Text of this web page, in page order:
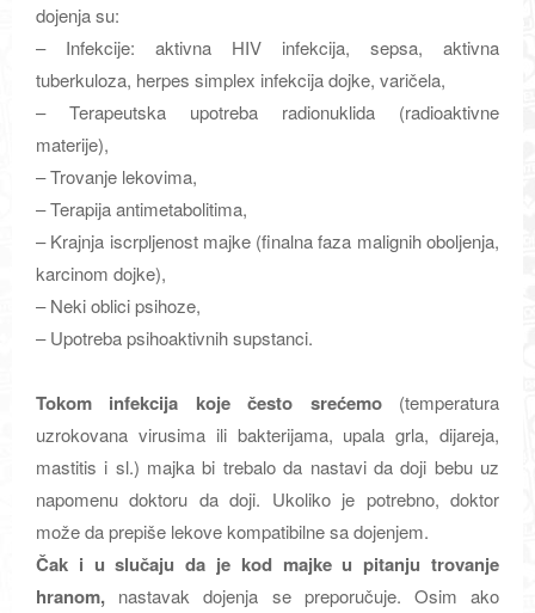
dojenja su:
– Infekcije: aktivna HIV infekcija, sepsa, aktivna
tuberkuloza, herpes simplex infekcija dojke, varičela,
– Terapeutska upotreba radionuklida (radioaktivne
materije),
– Trovanje lekovima,
– Terapija antimetabolitima,
– Krajnja iscrpljenost majke (finalna faza malignih oboljenja,
karcinom dojke),
– Neki oblici psihoze,
– Upotreba psihoaktivnih supstanci.
Tokom infekcija koje često srećemo(temperatura
uzrokovana virusima ili bakterijama, upala grla, dijareja,
mastitis i sl.) majka bi trebalo da nastavi da doji bebu uz
napomenu doktoru da doji. Ukoliko je potrebno, doktor
može da prepiše lekove kompatibilne sa dojenjem.
Čak i u slučaju da je kod majke u pitanju trovanje
hranom, nastavak dojenja se preporučuje. Osim ako